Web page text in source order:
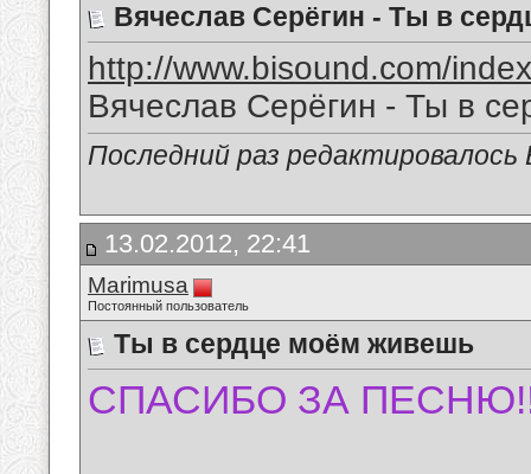
Вячеслав Серёгин - Ты в
http://www.bisound.com/
Вячеслав Серёгин - Ты в
Последний раз
13.02.2012, 22:41
Marimusa
Постоянный пользователь
Ты в сердце моём живешь
СПАСИБО ЗА